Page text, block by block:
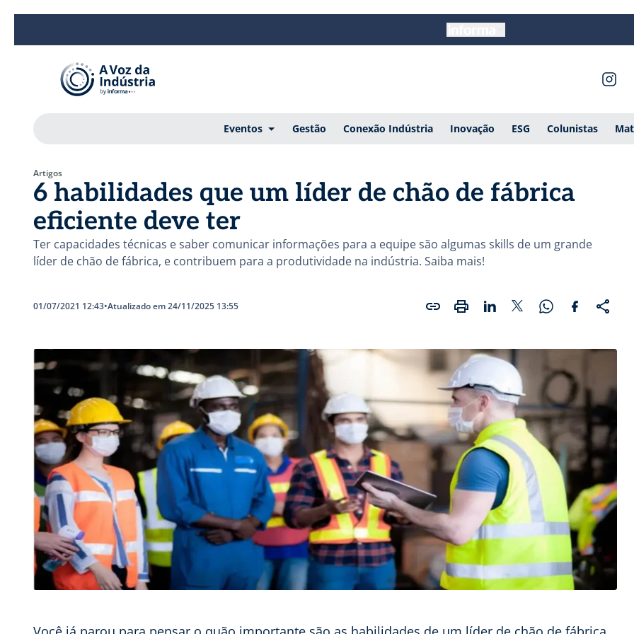
Eventos Gestão Conexão Indústria Inovação ESG Colunistas
Artigos
6 habilidades que um líder de chão de fábrica
eficiente deve ter
Ter capacidades técnicas e saber comunicar informações para a equipe são algumas skills de um grande
líder de chão de fábrica, e contribuem para a produtividade na indústria. Saiba mais!
01/07/2021 12:43•Atualizado em 24/11/2025 13:55